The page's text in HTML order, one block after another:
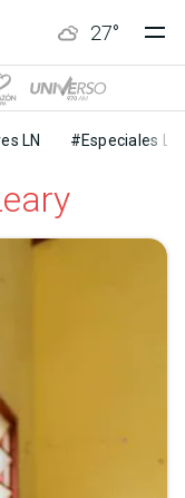
27°
LN #Especiales LN